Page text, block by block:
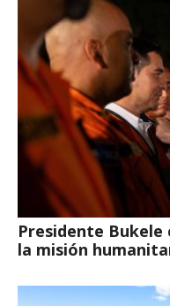
Presidente Bukele
la misión